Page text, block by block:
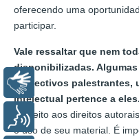
oferecendo uma
participar.
Vale ressaltar que nem
disponibilizadas.
respectivos palestrantes,
intelectual pertence a eles.
respeito aos direitos
o uso de seu material. É
Libras
Voz